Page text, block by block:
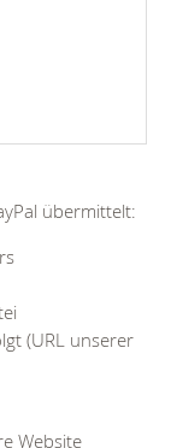
übermittelt:
(URL unserer
Website